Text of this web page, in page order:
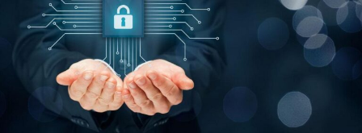
não apenas um espaço para jogar, mas também para
investir em um ecossistema econômico digital.
Como Funciona a Economia em Star
Atlas